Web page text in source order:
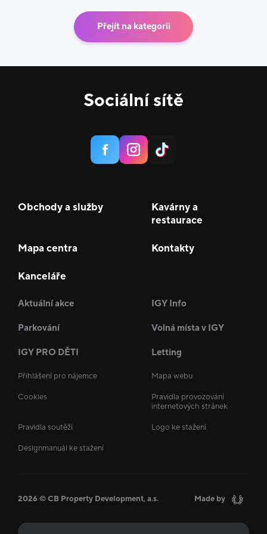
Přejít na kategorii
Sociální sítě
Obchody a služby
Kavárny a
restaurace
Mapa centra Kontakty
Kanceláře
Aktuální akce IGY Info
Parkování Volná místa v IGY
IGY PRO DĚTI Letting
Přihlášení pro nájemce Mapa webu
Cookies
Pravidla provozování
internetových stránek
Pravidla soutěží Logo ke stažení
Designmanuál ke stažení
2026 © CB Property Development, a.s. Made by